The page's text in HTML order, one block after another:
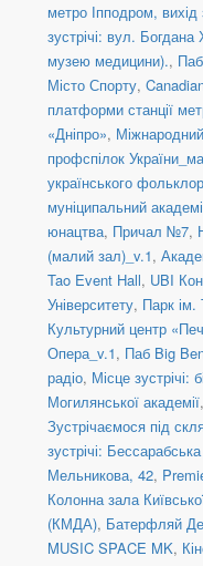
метро Іпподром,
зустрічі: вул.
музею медицини).,
Місто Спорту,
платформи станції
«Дніпро»,
профспілок
українського
муніципальний
юнацтва, Причал №7,
(малий зал)_v.1,
Tao Event Hall, UBI
Університету, Парк
Культурний центр
Опера_v.1, Паб Big
радіо, Місце
Могилянської академії,
Зустрічаємося під
зустрічі:
Мельникова, 42,
Колонна зала
(КМДА), Батерфляй
MUSIC SPACE MK,